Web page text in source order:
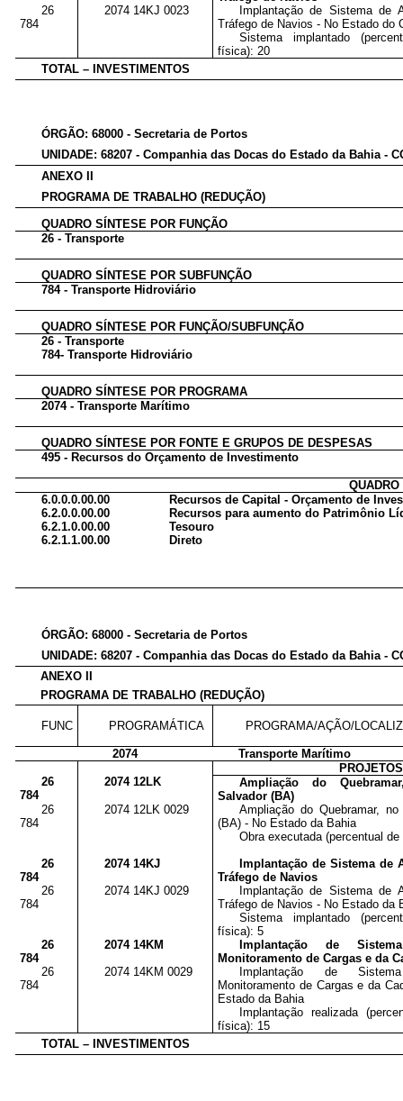
26
784
2074 14KJ 0023
Implantação de Sistema de
Tráfego de Navios - No Estado do
Sistema implantado
física): 20
TOTAL – INVESTIMENTOS
ÓRGÃO: 68000 - Secretaria de Portos
UNIDADE: 68207 - Companhia das Docas do Estado da Bahia -
ANEXO II
PROGRAMA DE TRABALHO (REDUÇÃO)
QUADRO SÍNTESE POR FUNÇÃO
26 - Transporte
QUADRO SÍNTESE POR SUBFUNÇÃO
784 - Transporte Hidroviário
QUADRO SÍNTESE POR FUNÇÃO/SUBFUNÇÃO
26 - Transporte
784- Transporte Hidroviário
QUADRO SÍNTESE POR PROGRAMA
2074 - Transporte Marítimo
QUADRO SÍNTESE POR FONTE E GRUPOS DE DESPESAS
495 - Recursos do Orçamento de Investimento
6.0.0.0.00.00
Recursos de Capital - Orçamento de
6.2.0.0.00.00
Recursos para aumento do Patrimônio
6.2.1.0.00.00
Tesouro
6.2.1.1.00.00
Direto
ÓRGÃO: 68000 - Secretaria de Portos
UNIDADE: 68207 - Companhia das Docas do Estado da Bahia -
ANEXO II
PROGRAMA DE TRABALHO (REDUÇÃO)
FUNC PROGRAMÁTICA PROGRAMA/AÇÃO/
2074
Transporte Marítimo
PROJETOS
26
784
2074 12LK
Ampliação do
Salvador (BA)
26
784
2074 12LK 0029
Ampliação do Quebramar,
(BA) - No Estado da Bahia
Obra executada (percentual
26
784
2074 14KJ
Implantação de Sistema de
Tráfego de Navios
26
784
2074 14KJ 0029
Implantação de Sistema de
Tráfego de Navios - No Estado da
Sistema implantado
física): 5
26
784
2074 14KM
Implantação de
Monitoramento de Cargas e da
26
784
2074 14KM 0029
Implantação de
Monitoramento de Cargas e da
Estado da Bahia
Implantação realizada
física): 15
TOTAL – INVESTIMENTOS